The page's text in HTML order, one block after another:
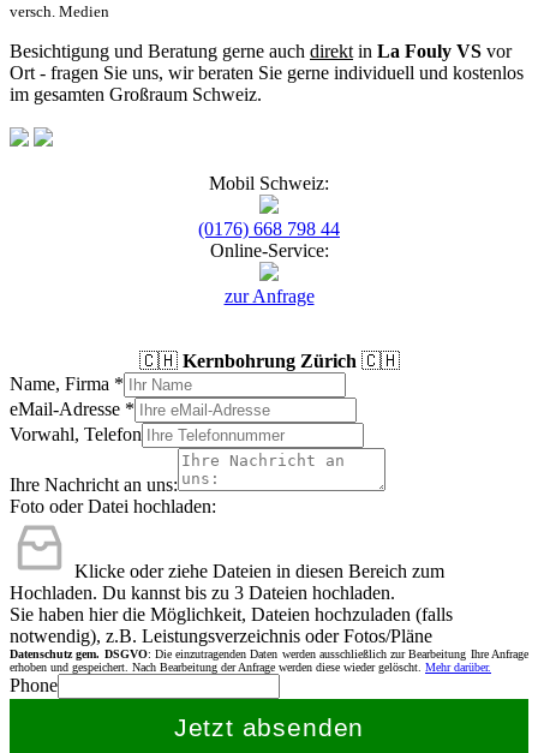
versch. Medien
Besichtigung und Beratung gerne auch direkt in La Fouly VS vor
Ort - fragen Sie uns, wir beraten Sie gerne individuell und kostenlos
im gesamten Großraum Schweiz.
Mobil Schweiz:
(0176) 668 798 44
Online-Service:
zur Anfrage
🇨🇭 Kernbohrung Zürich 🇨🇭
Name, Firma *
eMail-Adresse *
Vorwahl, Telefon
Ihre Nachricht an uns:
Foto oder Datei hochladen:
Klicke oder ziehe Dateien in diesen Bereich zum
Hochladen. Du kannst bis zu 3 Dateien hochladen.
Sie haben hier die Möglichkeit, Dateien hochzuladen (falls
notwendig), z.B. Leistungsverzeichnis oder Fotos/Pläne
Datenschutz gem. DSGVO: Die einzutragenden Daten werden ausschließlich zur Bearbeitung Ihre Anfrage
erhoben und gespeichert. Nach Bearbeitung der Anfrage werden diese wieder gelöscht. Mehr darüber.
Phone
Jetzt absenden